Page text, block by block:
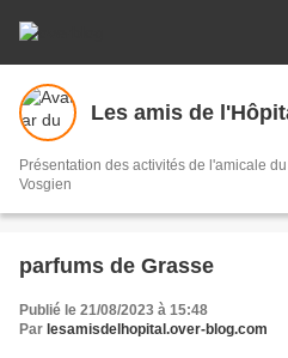
Les amis de
Présentation des activités de l'amicale du
Vosgien
parfums de Grasse
Publié le 21/08/2023 à 15:48
Par lesamisdelhopital.over-blog.com